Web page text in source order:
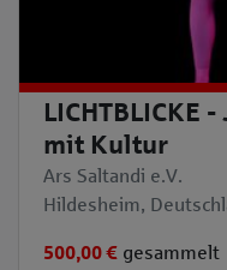
LICHTBLICKE
mit Kultur
Ars Saltandi e.V.
Hildesheim,
500,00 € gesammelt